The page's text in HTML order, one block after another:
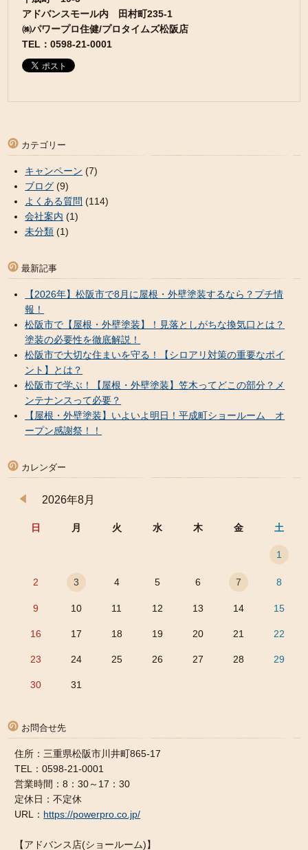
アドバンスモール内 田村町235-1
㈱パワープロ住健/プロタイムズ松阪店
TEL：0598-21-0001
カテゴリー
キャンペーン (7)
ブログ (9)
よくある質問 (114)
会社案内 (1)
未分類 (1)
最新記事
【2026年】松阪市で8月に屋根・外壁塗装するなら？プチ情
報！
松阪市で【屋根・外壁塗装】！見落としがちな換気口とは？
塗装の必要性を徹底解説！
松阪市で大切な住まいを守る！【シロアリ対策の重要なポイ
ント】とは？
松阪市で学ぶ！【屋根・外壁塗装】笠木ってどこの部分？メ
ンテナンスって必要？
【屋根・外壁塗装】いよいよ明日！平成町ショールーム オ
ープン感謝祭！！
カレンダー
2026年8月
日 月 火 水 木 金 土
1
2 3 4 5 6 7 8
9 10 11 12 13 14 15
16 17 18 19 20 21 22
23 24 25 26 27 28 29
30 31
お問合せ先
住所：三重県松阪市川井町865-17
TEL：0598-21-0001
営業時間：8：30～17：30
定休日：不定休
URL： https://powerpro.co.jp/
【アドバンス店(ショールーム)】